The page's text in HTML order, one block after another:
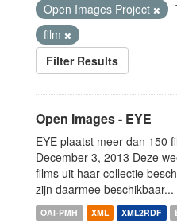
Open Images Project
film
Filter Results
Open Images - EYE
EYE plaatst meer dan 150
December 3, 2013 Deze
films uit haar collectie
zijn daarmee beschikbaar...
OAI-PMH XML XML2RDF